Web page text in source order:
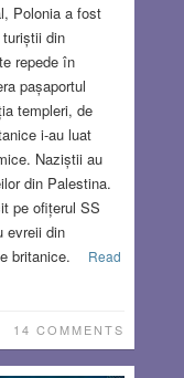
Polonia a fost
din
repede în
pașaportul
templeri, de
i-au luat
Naziștii au
din Palestina.
pe ofițerul SS
evreii din
britanice.
Read
14 COMMENTS